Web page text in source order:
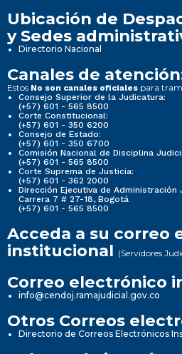
Ubicación de
y Sedes
Directorio Nacional
Canales de
Estos No son canales oficiales para
Consejo Superior de la Judicatura:
(+57) 601 - 565 8500
Corte Constitucional:
(+57) 601 - 350 6200
Consejo de Estado:
(+57) 601 - 350 6700
Comisión Nacional de Disciplina
(+57) 601 - 565 8500
Corte Suprema de Justicia:
(+57) 601 - 362 2000
Dirección Ejecutiva de Administración
Carrera 7 # 27-18, Bogotá
(+57) 601 - 565 8500
Acceda a su correo
institucional (Servidores
Correo electrónico
info@cendoj.ramajudicial.gov.co
Otros Correos
Directorio de Correos Electrónicos